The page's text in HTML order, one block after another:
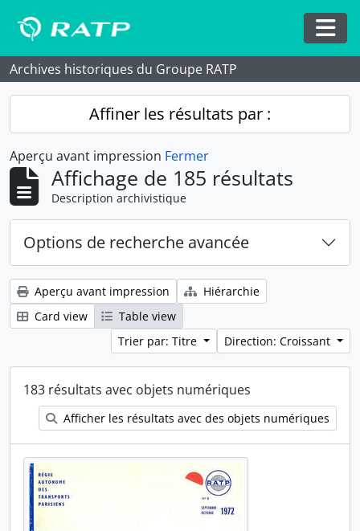
Archives historiques du Groupe RATP
Affiner les résultats par :
Aperçu avant impression Fermer
Affichage de 185 résultats
Description archivistique
Options de recherche avancée
Aperçu avant impression
Hiérarchie
Card view
Table view
Trier par: Titre
Direction: Croissant
183 résultats avec objets numériques
Afficher les résultats avec des objets numériques